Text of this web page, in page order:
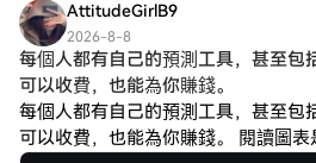
AttitudeGirlB9
2026-8-8
每個人都有自己的預測工具，甚至包
可以收費，也能為你賺錢。
每個人都有自己的預測工具，甚至包
可以收費，也能為你賺錢。 閱讀圖